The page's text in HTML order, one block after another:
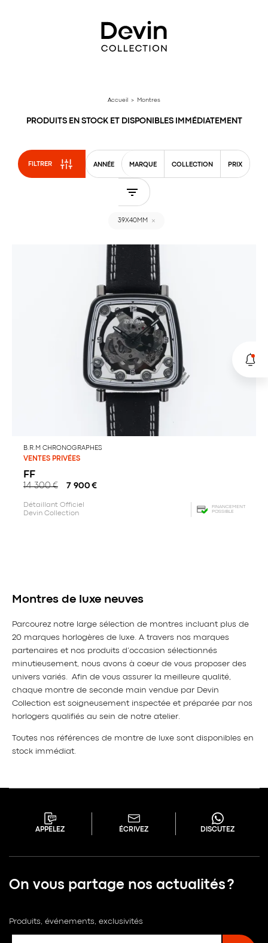
Accueil > Montres
PRODUITS EN STOCK ET DISPONIBLES IMMÉDIATEMENT
FILTRER ANNÉE MARQUE COLLECTION PRIX
39X40MM
B.R.M CHRONOGRAPHES
VENTES PRIVÉES
FF
14 300€ 7 900 €
Détaillant Officiel
Devin Collection
FINANCEMENT
POSSIBLE
Montres de luxe neuves
Parcourez notre large sélection de montres incluant plus de
20 marques horlogères de luxe. A travers nos marques
partenaires et nos produits d’occasion sélectionnés
minutieusement, nous avons à coeur de vous proposer des
univers variés. Afin de vous assurer la meilleure qualité,
chaque montre de seconde main vendue par Devin
Collection est soigneusement inspectée et préparée par nos
horlogers qualifiés au sein de notre atelier.
Toutes nos références de montre de luxe sont disponibles en
stock immédiat.
APPELEZ ÉCRIVEZ DISCUTEZ
On vous partage nos actualités ?
Produits, événements, exclusivités